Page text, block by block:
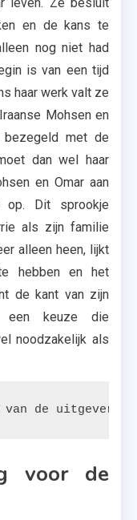
en de kans te
nog niet had
is van een tijd
haar werk valt ze
Mohsen en
met de
dan wel haar
en Omar aan
Dit sprookje
als zijn familie
alleen heen, lijkt
hebben en het
de kant van zijn
keuze die
noodzakelijk als
van de
voor de